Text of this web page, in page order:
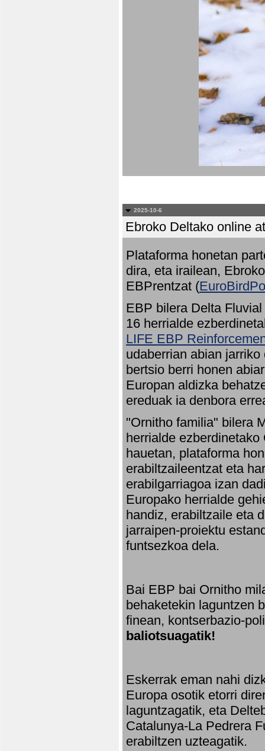
2025-10-6
Ebroko Deltako online
Plataforma honetan
dira, eta irailean,
EBPrentzat (
EBP bilera Delta
16 herrialde
LIFE EBP
udaberrian abian
bertsio berri honen
Europan aldizka
ereduak ia denbora
"Ornitho familia" bilera
herrialde
hauetan, plataforma
erabiltzaileentzat eta
erabilgarriagoa izan
Europako herrialde
handiz, erabiltzaile eta
jarraipen-proiektu
funtsezkoa dela.
Bai EBP bai Ornitho
behaketekin laguntzen
finean, kontserbazio-
baliotsuagatik!
Eskerrak eman nahi
Europa osotik etorri
laguntzagatik, eta
Catalunya-La Pedrera
erabiltzen uzteagatik.